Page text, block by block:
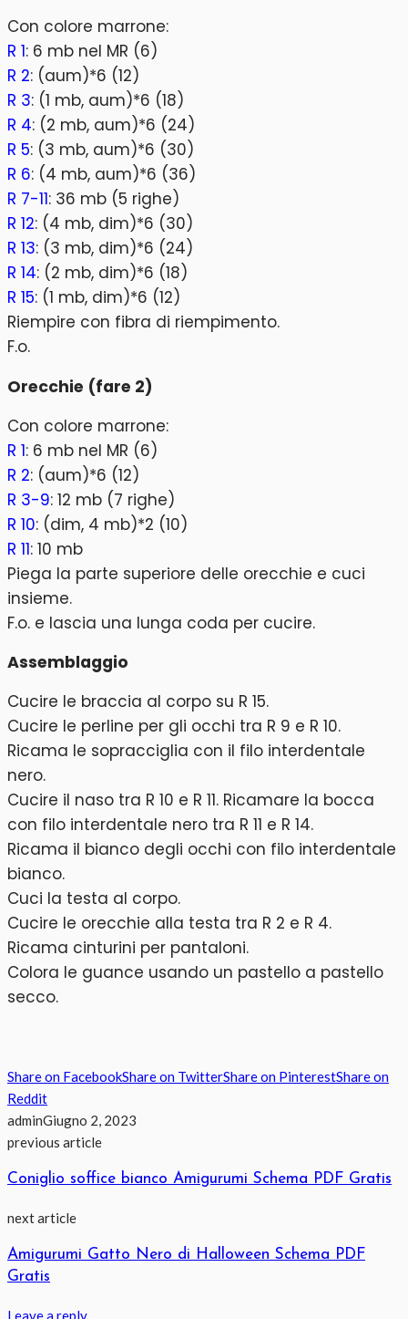
Con colore marrone:
R 1: 6 mb nel MR (6)
R 2: (aum)*6 (12)
R 3: (1 mb, aum)*6 (18)
R 4: (2 mb, aum)*6 (24)
R 5: (3 mb, aum)*6 (30)
R 6: (4 mb, aum)*6 (36)
R 7-11: 36 mb (5 righe)
R 12: (4 mb, dim)*6 (30)
R 13: (3 mb, dim)*6 (24)
R 14: (2 mb, dim)*6 (18)
R 15: (1 mb, dim)*6 (12)
Riempire con fibra di riempimento.
F.o.
Orecchie (fare 2)
Con colore marrone:
R 1: 6 mb nel MR (6)
R 2: (aum)*6 (12)
R 3-9: 12 mb (7 righe)
R 10: (dim, 4 mb)*2 (10)
R 11: 10 mb
Piega la parte superiore delle orecchie e cuci
insieme.
F.o. e lascia una lunga coda per cucire.
Assemblaggio
Cucire le braccia al corpo su R 15.
Cucire le perline per gli occhi tra R 9 e R 10.
Ricama le sopracciglia con il filo interdentale
nero.
Cucire il naso tra R 10 e R 11. Ricamare la bocca
con filo interdentale nero tra R 11 e R 14.
Ricama il bianco degli occhi con filo interdentale
bianco.
Cuci la testa al corpo.
Cucire le orecchie alla testa tra R 2 e R 4.
Ricama cinturini per pantaloni.
Colora le guance usando un pastello a pastello
secco.
Share on FacebookShare on TwitterShare on PinterestShare on
Reddit
adminGiugno 2, 2023
previous article
Coniglio soffice bianco Amigurumi Schema PDF Gratis
next article
Amigurumi Gatto Nero di Halloween Schema PDF
Gratis
Leave a reply